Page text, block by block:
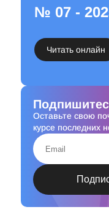
№ 07 -
Читать онлайн
Оставьте свою
курсе последних